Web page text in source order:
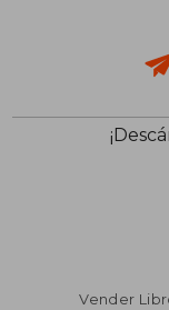
Vender